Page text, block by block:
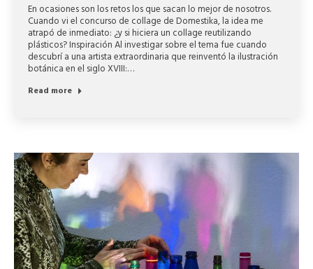
En ocasiones son los retos los que sacan lo mejor de nosotros.
Cuando vi el concurso de collage de Domestika, la idea me
atrapó de inmediato: ¿y si hiciera un collage reutilizando
plásticos? Inspiración Al investigar sobre el tema fue cuando
descubrí a una artista extraordinaria que reinventó la ilustración
botánica en el siglo XVIII:…
Read more